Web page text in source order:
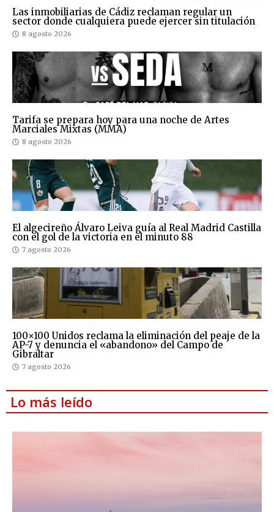
Las inmobiliarias de Cádiz reclaman regular un
sector donde cualquiera puede ejercer sin titulación
8 agosto 2026
Tarifa se prepara hoy para una noche de Artes
Marciales Mixtas (MMA)
8 agosto 2026
El algecireño Álvaro Leiva guía al Real Madrid Castilla
con el gol de la victoria en el minuto 88
7 agosto 2026
100×100 Unidos reclama la eliminación del peaje de la
AP-7 y denuncia el «abandono» del Campo de
Gibraltar
7 agosto 2026
Lo más leído